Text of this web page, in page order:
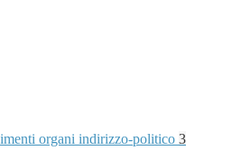
organi indirizzo-politico 3